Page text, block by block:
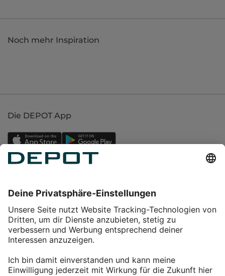
Noch mehr Inspiration
Die DEPOT App
Service
Über DEPOT
Kontakt